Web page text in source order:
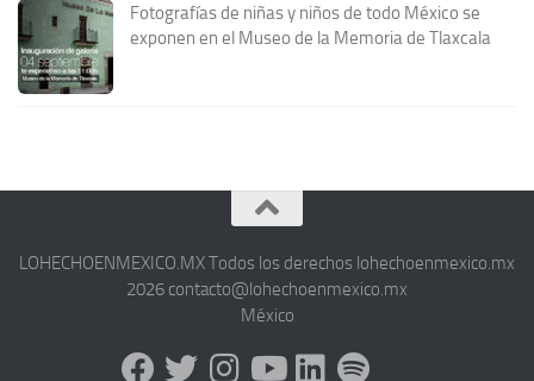
Fotografías de niñas y niños de todo México se
exponen en el Museo de la Memoria de Tlaxcala
LOHECHOENMEXICO.MX Todos los derechos lohechoenmexico.mx
2026 contacto@lohechoenmexico.mx
México